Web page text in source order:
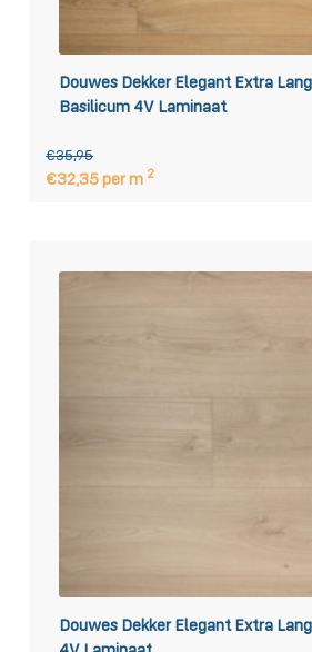
Douwes Dekker Elegant Extra
Basilicum 4V Laminaat
€35,95
€32,35 per m 2
Douwes Dekker Elegant Extra